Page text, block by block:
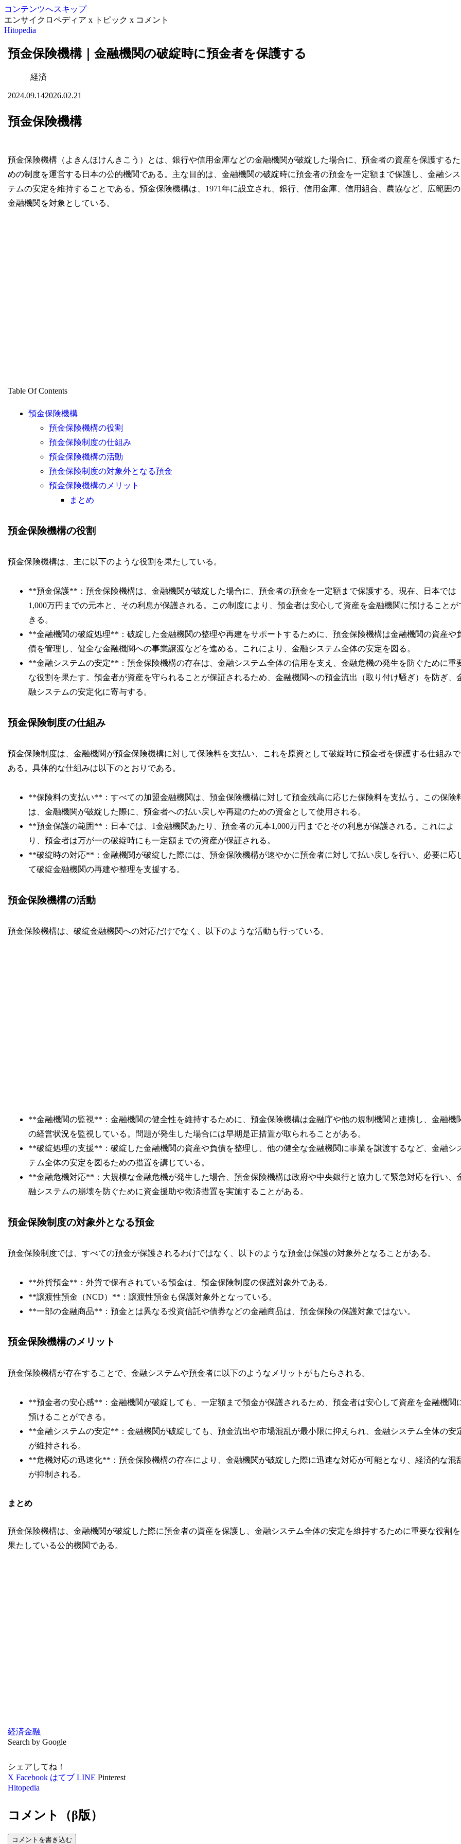
コンテンツへスキップ
エンサイクロペディア x トピック x コメント
Hitopedia
預金保険機構｜金融機関の破綻時に預金者を保護する
経済
2024.09.142026.02.21
預金保険機構
預金保険機構（よきんほけんきこう）とは、銀行や信用金庫などの金融機関が破綻した場合に、預金者の資産を保護するた
めの制度を運営する日本の公的機関である。主な目的は、金融機関の破綻時に預金者の預金を一定額まで保護し、金融シス
テムの安定を維持することである。預金保険機構は、1971年に設立され、銀行、信用金庫、信用組合、農協など、広範囲の
金融機関を対象としている。
Table Of Contents
預金保険機構
預金保険機構の役割
預金保険制度の仕組み
預金保険機構の活動
預金保険制度の対象外となる預金
預金保険機構のメリット
まとめ
預金保険機構の役割
預金保険機構は、主に以下のような役割を果たしている。
**預金保護**：預金保険機構は、金融機関が破綻した場合に、預金者の預金を一定額まで保護する。現在、日本では
1,000万円までの元本と、その利息が保護される。この制度により、預金者は安心して資産を金融機関に預けることが
きる。
**金融機関の破綻処理**：破綻した金融機関の整理や再建をサポートするために、預金保険機構は金融機関の資産や
債を管理し、健全な金融機関への事業譲渡などを進める。これにより、金融システム全体の安定を図る。
**金融システムの安定**：預金保険機構の存在は、金融システム全体の信用を支え、金融危機の発生を防ぐために重
な役割を果たす。預金者が資産を守られることが保証されるため、金融機関への預金流出（取り付け騒ぎ）を防ぎ、
融システムの安定化に寄与する。
預金保険制度の仕組み
預金保険制度は、金融機関が預金保険機構に対して保険料を支払い、これを原資として破綻時に預金者を保護する仕組みで
ある。具体的な仕組みは以下のとおりである。
**保険料の支払い**：すべての加盟金融機関は、預金保険機構に対して預金残高に応じた保険料を支払う。この保険
は、金融機関が破綻した際に、預金者への払い戻しや再建のための資金として使用される。
**預金保護の範囲**：日本では、1金融機関あたり、預金者の元本1,000万円までとその利息が保護される。これによ
り、預金者は万が一の破綻時にも一定額までの資産が保証される。
**破綻時の対応**：金融機関が破綻した際には、預金保険機構が速やかに預金者に対して払い戻しを行い、必要に応
て破綻金融機関の再建や整理を支援する。
預金保険機構の活動
預金保険機構は、破綻金融機関への対応だけでなく、以下のような活動も行っている。
**金融機関の監視**：金融機関の健全性を維持するために、預金保険機構は金融庁や他の規制機関と連携し、金融機
の経営状況を監視している。問題が発生した場合には早期是正措置が取られることがある。
**破綻処理の支援**：破綻した金融機関の資産や負債を整理し、他の健全な金融機関に事業を譲渡するなど、金融シ
テム全体の安定を図るための措置を講じている。
**金融危機対応**：大規模な金融危機が発生した場合、預金保険機構は政府や中央銀行と協力して緊急対応を行い、
融システムの崩壊を防ぐために資金援助や救済措置を実施することがある。
預金保険制度の対象外となる預金
預金保険制度では、すべての預金が保護されるわけではなく、以下のような預金は保護の対象外となることがある。
**外貨預金**：外貨で保有されている預金は、預金保険制度の保護対象外である。
**譲渡性預金（NCD）**：譲渡性預金も保護対象外となっている。
**一部の金融商品**：預金とは異なる投資信託や債券などの金融商品は、預金保険の保護対象ではない。
預金保険機構のメリット
預金保険機構が存在することで、金融システムや預金者に以下のようなメリットがもたらされる。
**預金者の安心感**：金融機関が破綻しても、一定額まで預金が保護されるため、預金者は安心して資産を金融機関
預けることができる。
**金融システムの安定**：金融機関が破綻しても、預金流出や市場混乱が最小限に抑えられ、金融システム全体の安
が維持される。
**危機対応の迅速化**：預金保険機構の存在により、金融機関が破綻した際に迅速な対応が可能となり、経済的な混
が抑制される。
まとめ
預金保険機構は、金融機関が破綻した際に預金者の資産を保護し、金融システム全体の安定を維持するために重要な役割を
果たしている公的機関である。
経済金融
Search by Google
シェアしてね！
X Facebook はてブ LINE Pinterest
Hitopedia
コメント（β版）
コメントを書き込む